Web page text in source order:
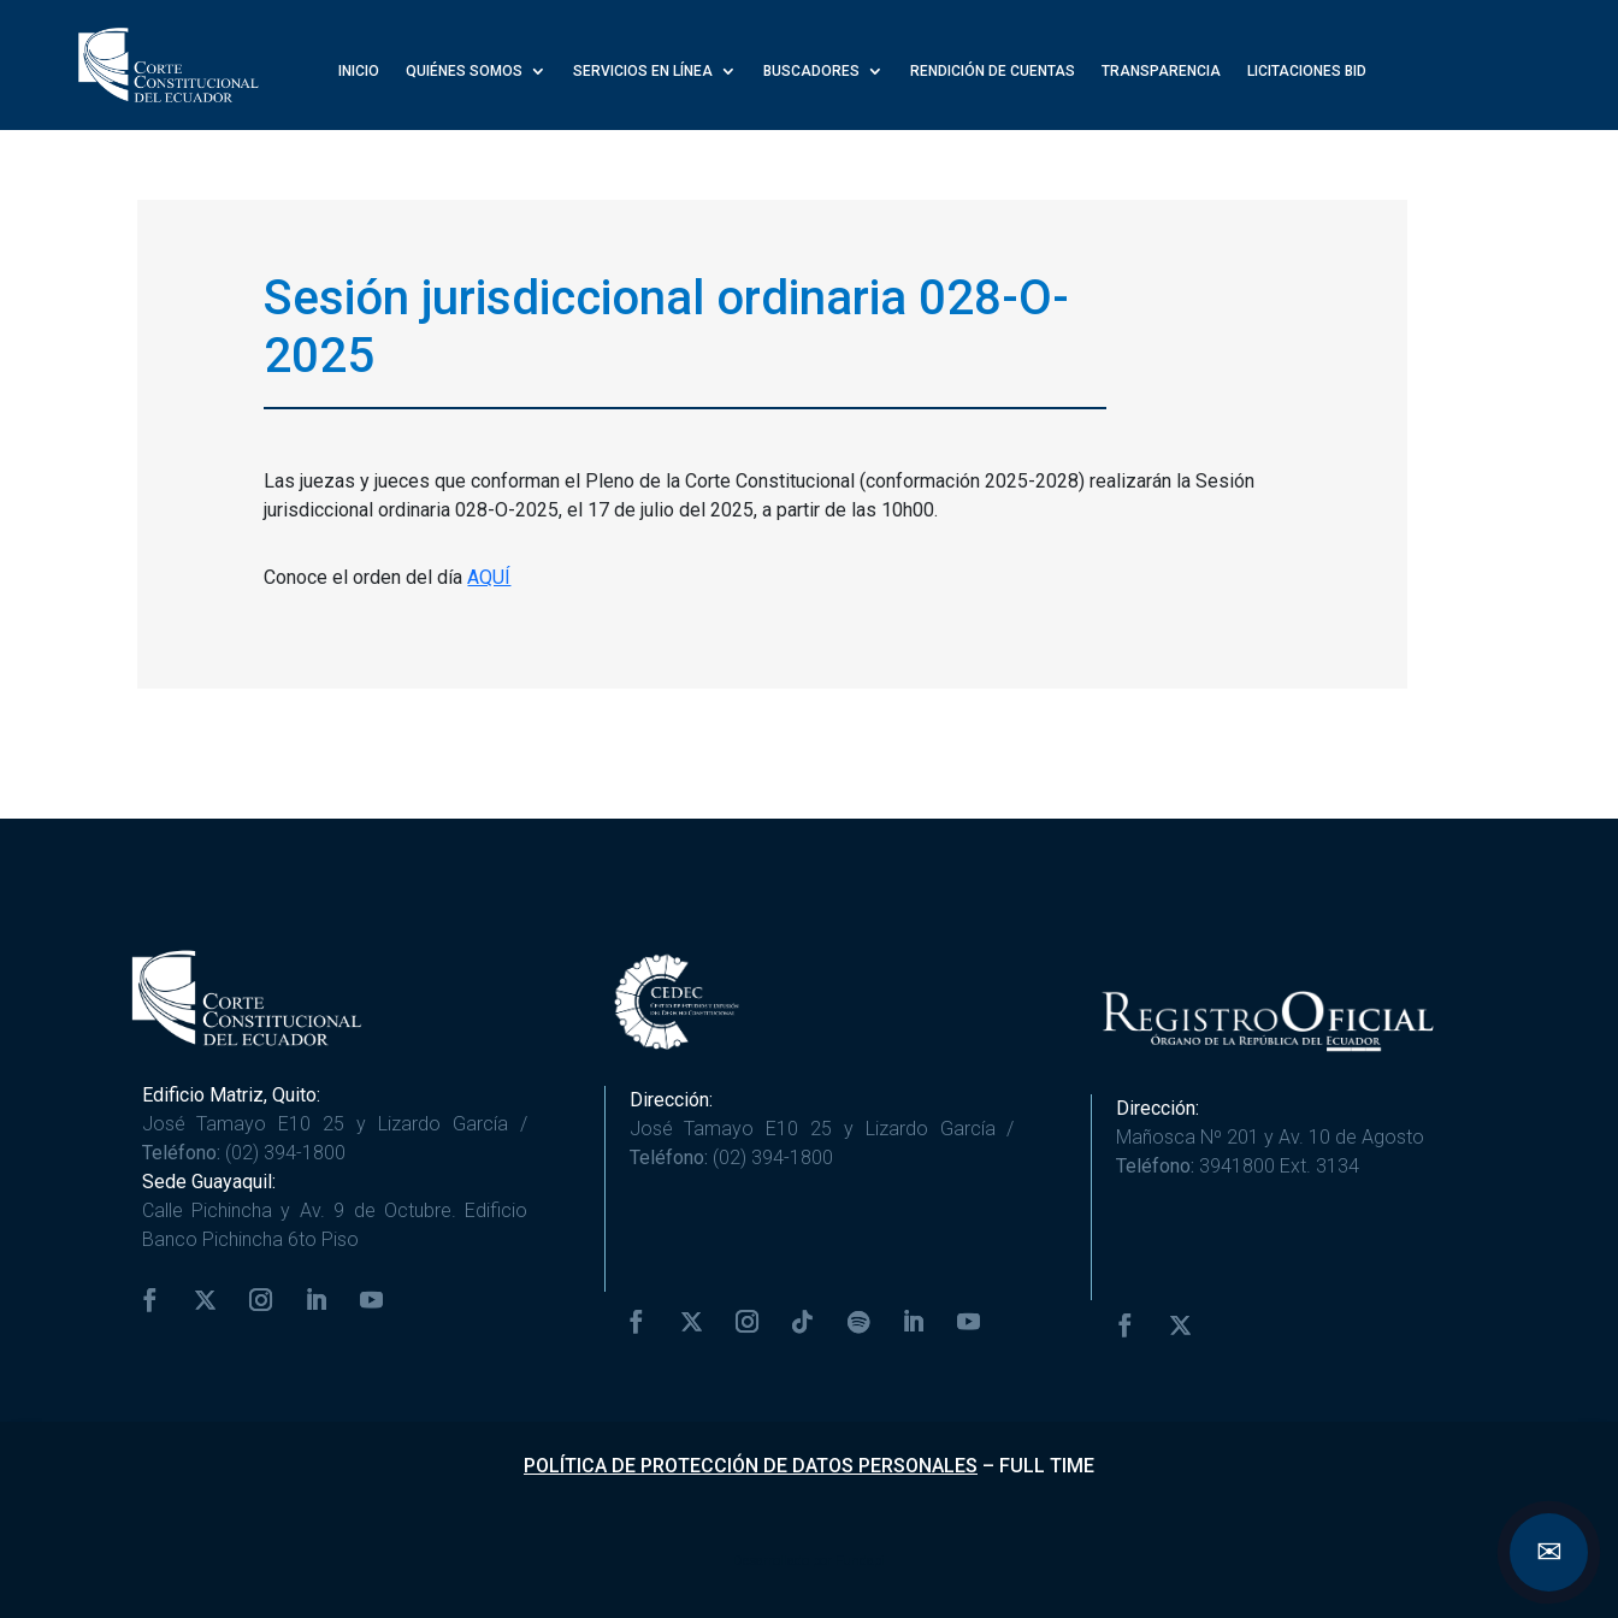
INICIO QUIÉNES SOMOS SERVICIOS EN LÍNEA BUSCADORES RENDICIÓN DE CUENTAS TRANSPARENCIA LICITACIONES BID
Sesión jurisdiccional ordinaria 028-O-
2025
Las juezas y jueces que conforman el Pleno de la Corte Constitucional (conformación 2025-2028) realizarán la Sesión
jurisdiccional ordinaria 028-O-2025, el 17 de julio del 2025, a partir de las 10h00.
Conoce el orden del díaAQUÍ
Edificio Matriz, Quito:
José Tamayo E10 25 y Lizardo García /
Teléfono: (02) 394-1800
Sede Guayaquil:
Calle Pichincha y Av. 9 de Octubre. Edificio
Banco Pichincha 6to Piso
Dirección:
José Tamayo E10 25 y Lizardo García /
Teléfono: (02) 394-1800
Dirección:
Mañosca Nº 201 y Av. 10 de Agosto
Teléfono: 3941800 Ext. 3134
POLÍTICA DE PROTECCIÓN DE DATOS PERSONALES – FULL TIME
✉